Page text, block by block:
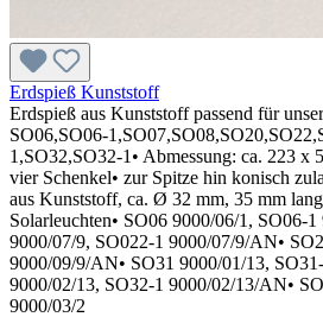
Erdspieß Kunststoff
Erdspieß aus Kunststoff passend für
SO06,SO06-
1,SO32,SO32-1• Abmessung: ca. 223 x
vier Schenkel• zur Spitze hin konisch
aus Kunststoff, ca. Ø 32 mm, 35 mm
Solarleuchten• SO06 9000/06/1, SO06-1
9000/07/9, SO022-1 9000/07/9/AN•
9000/09/9/AN• SO31 9000/01/13,
9000/02/13, SO32-1 9000/02/13/AN•
9000/03/2